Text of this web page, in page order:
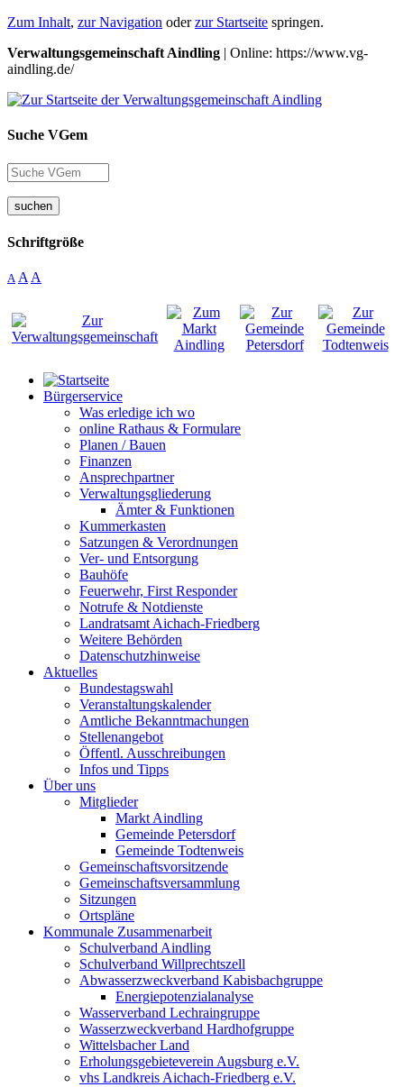
Zum Inhalt, zur Navigation oderzur Startseite springen.
Verwaltungsgemeinschaft Aindling | Online: https://www.vg-
aindling.de/
Suche VGem
suchen
Schriftgröße
A A A
Bürgerservice
Was erledige ich wo
online Rathaus & Formulare
Planen / Bauen
Finanzen
Ansprechpartner
Verwaltungsgliederung
Ämter & Funktionen
Kummerkasten
Satzungen & Verordnungen
Ver- und Entsorgung
Bauhöfe
Feuerwehr, First Responder
Notrufe & Notdienste
Landratsamt Aichach-Friedberg
Weitere Behörden
Datenschutzhinweise
Aktuelles
Bundestagswahl
Veranstaltungskalender
Amtliche Bekanntmachungen
Stellenangebot
Öffentl. Ausschreibungen
Infos und Tipps
Über uns
Mitglieder
Markt Aindling
Gemeinde Petersdorf
Gemeinde Todtenweis
Gemeinschaftsvorsitzende
Gemeinschaftsversammlung
Sitzungen
Ortspläne
Kommunale Zusammenarbeit
Schulverband Aindling
Schulverband Willprechtszell
Abwasserzweckverband Kabisbachgruppe
Energiepotenzialanalyse
Wasserverband Lechraingruppe
Wasserzweckverband Hardhofgruppe
Wittelsbacher Land
Erholungsgebieteverein Augsburg e.V.
vhs Landkreis Aichach-Friedberg e.V.